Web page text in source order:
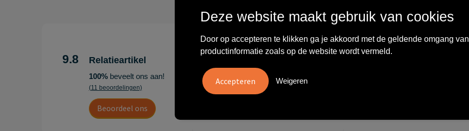
9.8 Relatieartikel
100%beveelt ons aan!
(11 beoordelingen)
Beoordeel ons
"Erg tevreden over
Hoogenboom/Ravelli Relatie
persoonlijk en prettig, we w..."
10
Leontien
"Ze denken in oplossingen.
De bestelde artikelen waren
Deze website maakt gebruik van cookies
Door op accepteren te klikken ga je akkoord met de geldende omgang van
productinformatie zoals op de website wordt vermeld.
Weigeren